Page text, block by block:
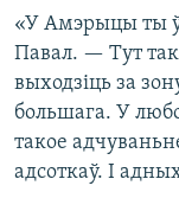
«У Амэрыцы ты
Павал. — Тут
выходзіць за
большага. У
такое
адсоткаў. І